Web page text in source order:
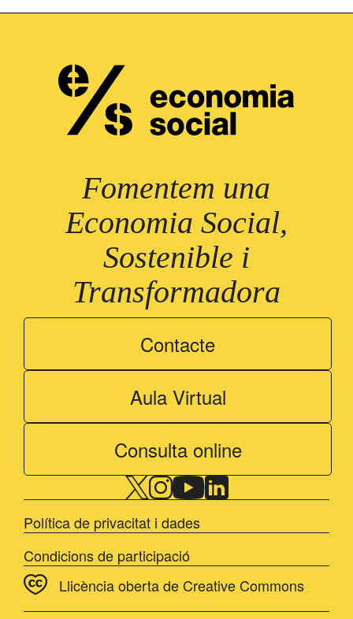
Fomentem una
Economia Social,
Sostenible i
Transformadora
Contacte
Aula Virtual
Consulta online
Política de privacitat i dades
Condicions de participació
Llicència oberta de Creative Commons